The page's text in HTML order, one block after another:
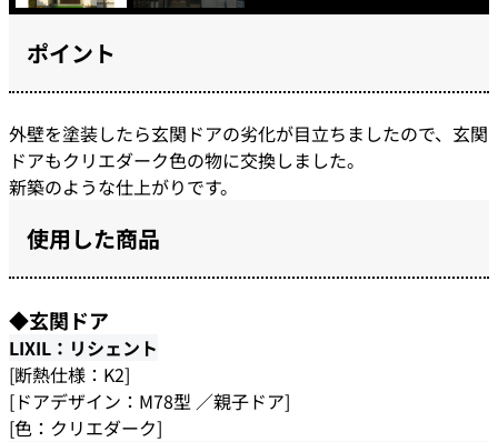
ポイント
外壁を塗装したら玄関ドアの劣化が目立ちましたので、玄関
ドアもクリエダーク色の物に交換しました。
新築のような仕上がりです。
使用した商品
◆玄関ドア
LIXIL：リシェント
[断熱仕様：K2]
[ドアデザイン：M78型 ／親子ドア]
[色：クリエダーク]